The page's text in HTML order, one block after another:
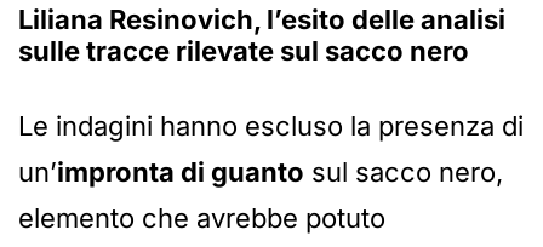
Liliana Resinovich, l’esito delle analisi
sulle tracce rilevate sul sacco nero
Le indagini hanno escluso la presenza di
un’impronta di guanto sul sacco nero,
elemento che avrebbe potuto